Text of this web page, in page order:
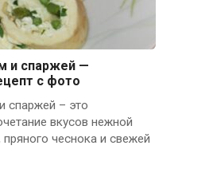
и спаржей —
с фото
спаржей – это
вкусов нежной
чеснока и свежей